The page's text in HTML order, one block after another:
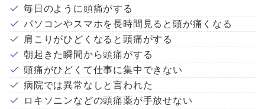
毎日のように頭痛がする
パソコンやスマホを長時間見ると頭が痛くなる
肩こりがひどくなると頭痛がする
朝起きた瞬間から頭痛がする
頭痛がひどくて仕事に集中できない
病院では異常なしと言われた
ロキソニンなどの頭痛薬が手放せない